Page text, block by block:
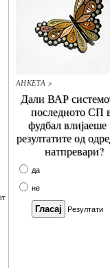
АНКЕТА »
Дали ВАР
последното СП
фудбал влијаеше
резултатите од
натпревари?
да
не
Резултати